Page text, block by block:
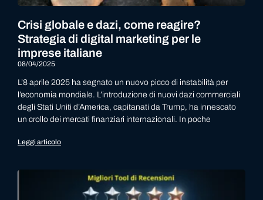
Crisi globale e dazi, come reagire?
Strategia di digital marketing per le
imprese italiane
08/04/2025
L’8 aprile 2025 ha segnato un nuovo picco di instabilità per
l’economia mondiale. L’introduzione di nuovi dazi commerciali
degli Stati Uniti d’America, capitanati da Trump, ha innescato
un crollo dei mercati finanziari internazionali. In poche
Leggi articolo